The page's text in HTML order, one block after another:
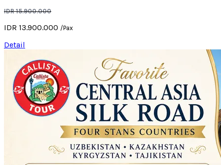
IDR 15.900.000
IDR 13.900.000 /Pax
Detail